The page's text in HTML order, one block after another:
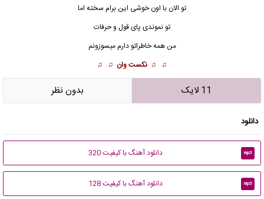
تو الان با اون خوشی این برام سخته اما
تو نموندی پای قول و حرفات
من همه خاطراتو دارم میسوزونم
♫ ♫ نکست وان ♫ ♫
11 لایک بدون نظر
دانلود
mp3 دانلود آهنگ با کیفیت 320
mp3 دانلود آهنگ با کیفیت 128